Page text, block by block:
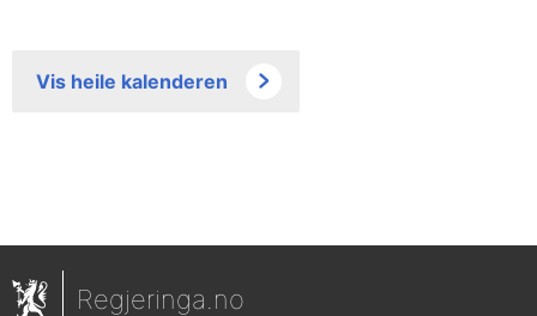
Vis heile kalenderen
Regjeringa.no